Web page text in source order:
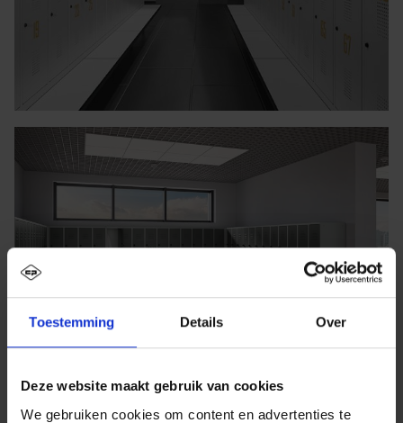
Toestemming Details Over
Deze website maakt gebruik van cookies
We gebruiken cookies om content en advertenties te